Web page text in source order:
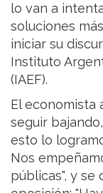
lo van a
soluciones
iniciar su
Instituto
(IAEF).
El economista
seguir
esto lo
Nos
públicas", y se